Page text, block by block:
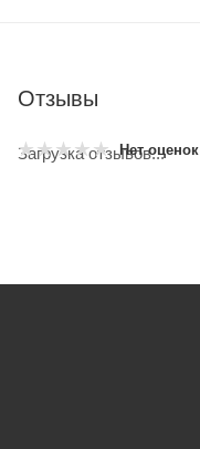
Отзывы
Нет оценок
Загрузка отзывов...